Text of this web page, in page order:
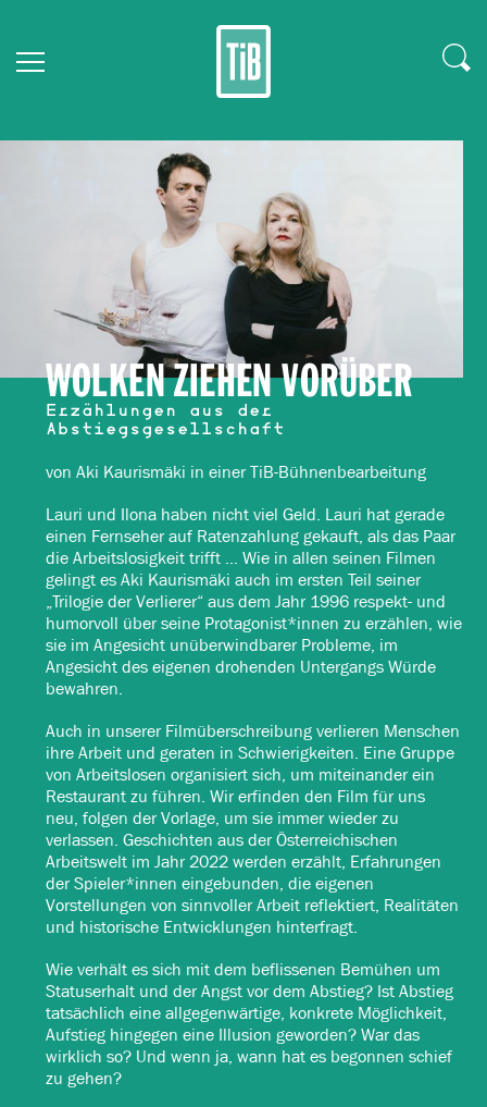
WOLKEN ZIEHEN VORÜBER
Erzählungen aus der
Abstiegsgesellschaft
von Aki Kaurismäki in einer TiB-Bühnenbearbeitung
Lauri und Ilona haben nicht viel Geld. Lauri hat gerade
einen Fernseher auf Ratenzahlung gekauft, als das Paar
die Arbeitslosigkeit trifft ... Wie in allen seinen Filmen
gelingt es Aki Kaurismäki auch im ersten Teil seiner
„Trilogie der Verlierer“ aus dem Jahr 1996 respekt- und
humorvoll über seine Protagonist*innen zu erzählen, wie
sie im Angesicht unüberwindbarer Probleme, im
Angesicht des eigenen drohenden Untergangs Würde
bewahren.
Auch in unserer Filmüberschreibung verlieren Menschen
ihre Arbeit und geraten in Schwierigkeiten. Eine Gruppe
von Arbeitslosen organisiert sich, um miteinander ein
Restaurant zu führen. Wir erfinden den Film für uns
neu, folgen der Vorlage, um sie immer wieder zu
verlassen. Geschichten aus der Österreichischen
Arbeitswelt im Jahr 2022 werden erzählt, Erfahrungen
der Spieler*innen eingebunden, die eigenen
Vorstellungen von sinnvoller Arbeit reflektiert, Realitäten
und historische Entwicklungen hinterfragt.
Wie verhält es sich mit dem beflissenen Bemühen um
Statuserhalt und der Angst vor dem Abstieg? Ist Abstieg
tatsächlich eine allgegenwärtige, konkrete Möglichkeit,
Aufstieg hingegen eine Illusion geworden? War das
wirklich so? Und wenn ja, wann hat es begonnen schief
zu gehen?